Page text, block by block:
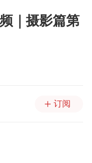
｜摄影篇第
订阅